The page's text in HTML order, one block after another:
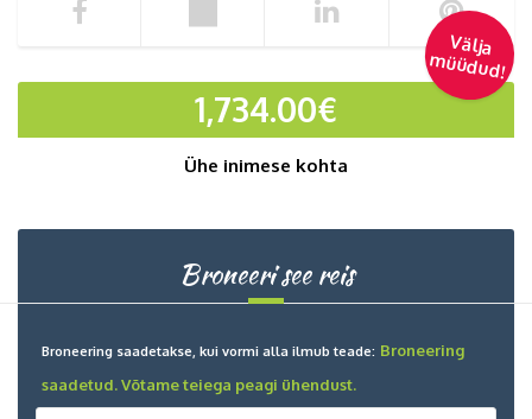
1,734.00€
Ühe inimese kohta
Välja
m
üüdud!
Broneeri see reis
Broneering saadetakse, kui vormi alla ilmub teade: Broneering
saadetud. Võtame teiega peagi ühendust.